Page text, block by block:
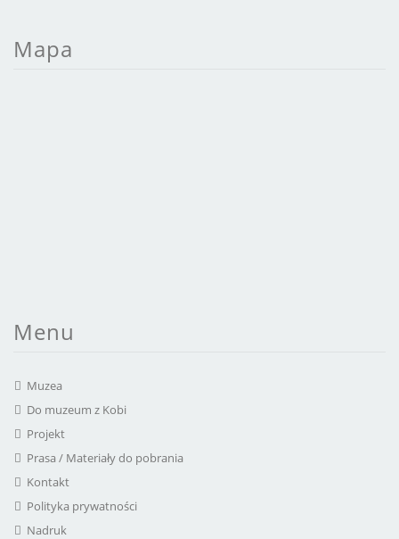
Mapa
Menu
Muzea
Do muzeum z Kobi
Projekt
Prasa / Materiały do pobrania
Kontakt
Polityka prywatności
Nadruk